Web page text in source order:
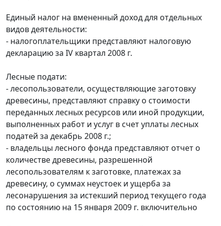
Единый налог на вмененный доход для отдельных
видов деятельности:
- налогоплательщики представляют налоговую
декларацию за IV квартал 2008 г.
Лесные подати:
- лесопользователи, осуществляющие заготовку
древесины, представляют справку о стоимости
переданных лесных ресурсов или иной продукции,
выполненных работ и услуг в счет уплаты лесных
податей за декабрь 2008 г.;
- владельцы лесного фонда представляют отчет о
количестве древесины, разрешенной
лесопользователям к заготовке, платежах за
древесину, о суммах неустоек и ущерба за
лесонарушения за истекший период текущего года
по состоянию на 15 января 2009 г. включительно